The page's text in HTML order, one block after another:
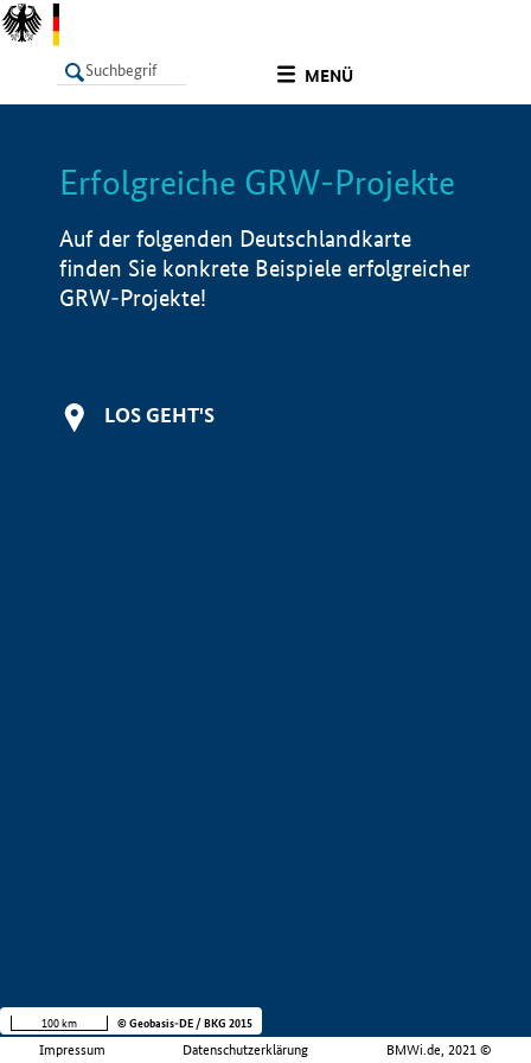
MENÜ
LISTE Info
Erfolgreiche GRW-Projekte
Auf der folgenden Deutschlandkarte
finden Sie konkrete Beispiele erfolgreicher
GRW-Projekte!
LOS GEHT'S
Impressum Datenschutzerklärung BMWi.de, 2021 ©
100 km © Geobasis-DE / BKG 2015